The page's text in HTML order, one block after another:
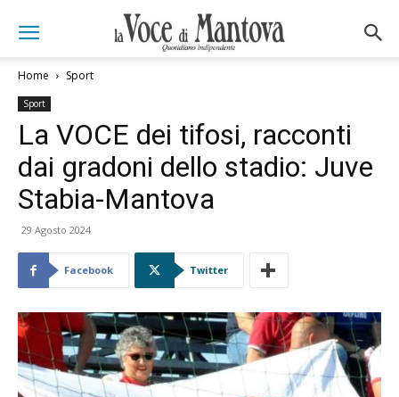
Home Sport
Sport
La VOCE dei tifosi, racconti
dai gradoni dello stadio: Juve
Stabia-Mantova
29 Agosto 2024
Facebook Twitter